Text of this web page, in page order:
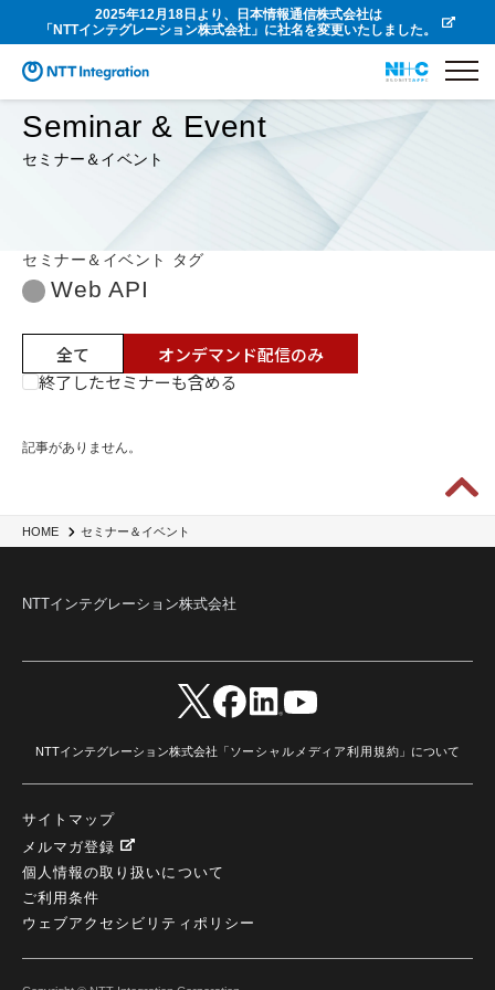
2025年12月18日より、日本情報通信株式会社は
「NTTインテグレーション株式会社」に社名を変更いたしました。
Seminar & Event
セミナー＆イベント
HOME セミナー＆イベント
セミナー＆イベント タグ
Web API
全て
オンデマンド配信のみ
終了したセミナーも含める
記事がありません。
NTTインテグレーション株式会社
NTTインテグレーション株式会社「ソーシャルメディア利用規約 」について
サイトマップ
メルマガ登録
個人情報の取り扱いについて
ご利用条件
ウェブアクセシビリティポリシー